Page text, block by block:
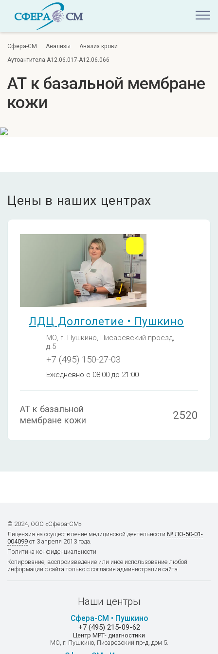
Сфера-СМ Анализы
Анализ крови
Аутоантитела A12.06.017-A12.06.066
АТ к базальной мембране
кожи
Цены в наших центрах
ЛДЦ Долголетие • Пушкино
МО, г. Пушкино, Писаревский проезд,
д.5
+7 (495) 150-27-03
Ежедневно с 08:00 до 21:00
АТ к базальной
мембране кожи
2520
© 2024, ООО «Сфера-СМ»
Лицензия на осуществление медицинской деятельности № ЛО-50-01-
004099 от 3 апреля 2013 года.
Политика конфиденциальности
Копирование, воспроизведение или иное использование любой
информации с сайта только с согласия администрации сайта
Наши центры
Сфера-СМ • Пушкино
+7 (495) 215-09-62
Центр МРТ- диагностики
МО, г. Пушкино, Писаревский пр-д, дом 5.